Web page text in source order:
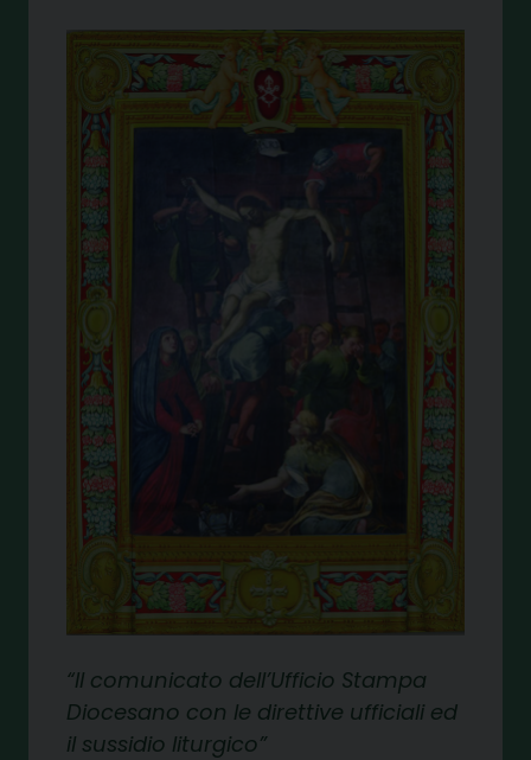
Il comunicato dell’Ufficio Stampa
Diocesano con le direttive ufficiali ed
il sussidio liturgico